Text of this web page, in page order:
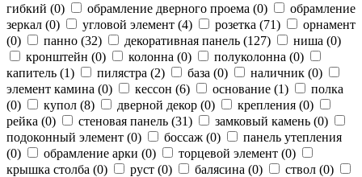
гибкий (0) обрамление дверного проема (0)
обрамление
зеркал (0) угловой элемент (4) розетка (71)
орнамент
(0) панно (32) декоративная панель (127) ниша (0)
кронштейн (0) колонна (0) полуколонна (0)
капитель (1) пилястра (2) база (0) наличник (0)
элемент камина (0) кессон (6) основание (1)
полка
(0) купол (8) дверной декор (0) крепления (0)
рейка (0) стеновая панель (31) замковый камень (0)
подоконный элемент (0) боссаж (0)
панель утепления
(0) обрамление арки (0) торцевой элемент (0)
крышка столба (0) руст (0) балясина (0) ствол (0)